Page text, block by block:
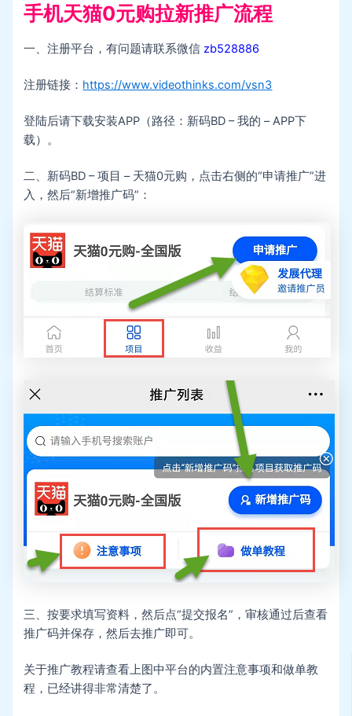
手机天猫0元购拉新推广流程
一、注册平台，有问题请联系微信zb528886
注册链接： https://www.videothinks.com/vsn3
登陆后请下载安装APP（路径：新码BD – 我的 – APP下
载）。
二、新码BD – 项目 – 天猫0元购，点击右侧的“申请推广”进
入，然后“新增推广码”：
三、按要求填写资料，然后点“提交报名”，审核通过后查看
推广码并保存，然后去推广即可。
关于推广教程请查看上图中平台的内置注意事项和做单教
程，已经讲得非常清楚了。